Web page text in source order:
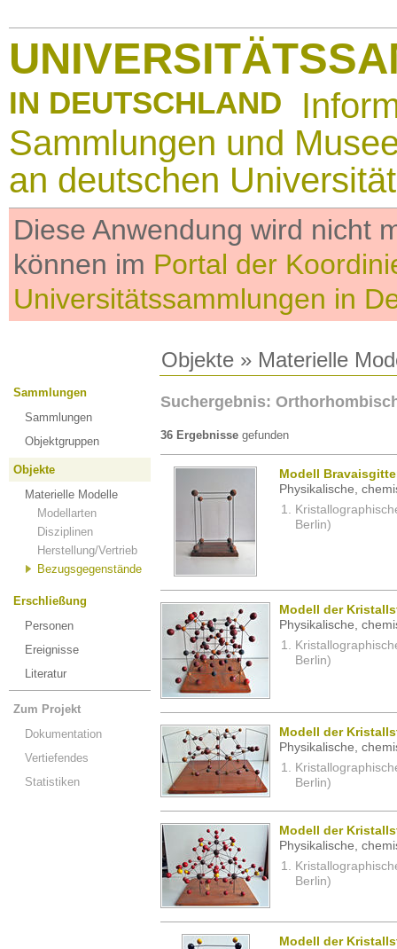
IN DEUTSCHLAND
Sammlungen und
an deutschen
Diese Anwendung wird nicht
können im Portal der
Universitätssammlungen in
Objekte » Materielle
Sammlungen
Sammlungen
Objektgruppen
Objekte
Materielle Modelle
Modellarten
Disziplinen
Herstellung/Vertrieb
Bezugsgegenstände
Erschließung
Personen
Ereignisse
Literatur
Zum Projekt
Dokumentation
Vertiefendes
Statistiken
Suchergebnis:
36 Ergebnisse gefunden
Modell
Physikalische,
Berlin)
Modell der
Physikalische,
Berlin)
Modell der
Physikalische,
Berlin)
Modell der
Physikalische,
Berlin)
Modell der